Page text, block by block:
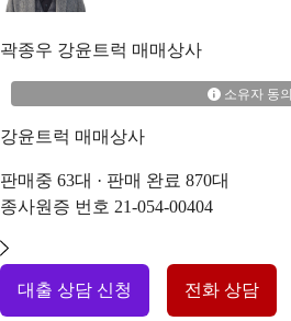
곽종우 강윤트럭 매매상사
소유자 동의
강윤트럭 매매상사
판매중 63대 · 판매 완료 870대
종사원증 번호 21-054-00404
대출 상담 신청 전화 상담